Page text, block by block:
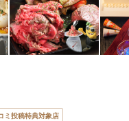
ミ投稿特典対象店